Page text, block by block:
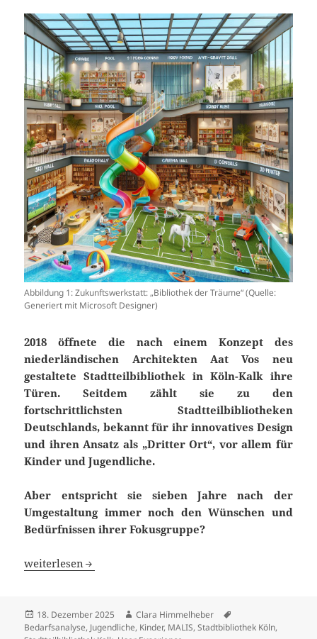
Abbildung 1: Zukunftswerkstatt: „Bibliothek der Träume“ (Quelle:
Generiert mit Microsoft Designer)
2018 öffnete die nach einem Konzept des
niederländischen Architekten Aat Vos neu
gestaltete Stadtteilbibliothek in Köln-Kalk ihre
Türen. Seitdem zählt sie zu den
fortschrittlichsten Stadtteilbibliotheken
Deutschlands, bekannt für ihr innovatives Design
und ihren Ansatz als „Dritter Ort“, vor allem für
Kinder und Jugendliche.
Aber entspricht sie sieben Jahre nach der
Umgestaltung immer noch den Wünschen und
Bedürfnissen ihrer Fokusgruppe?
Die Stadtteilbibliothek Kalk als Dritter Ort für Kinder und
weiterlesen
Veröffentlicht
am
18. Dezember 2025 Autor
Clara Himmelheber
Bedarfsanalyse, Jugendliche, Kinder, MALIS,Stadtbibliothek Köln,